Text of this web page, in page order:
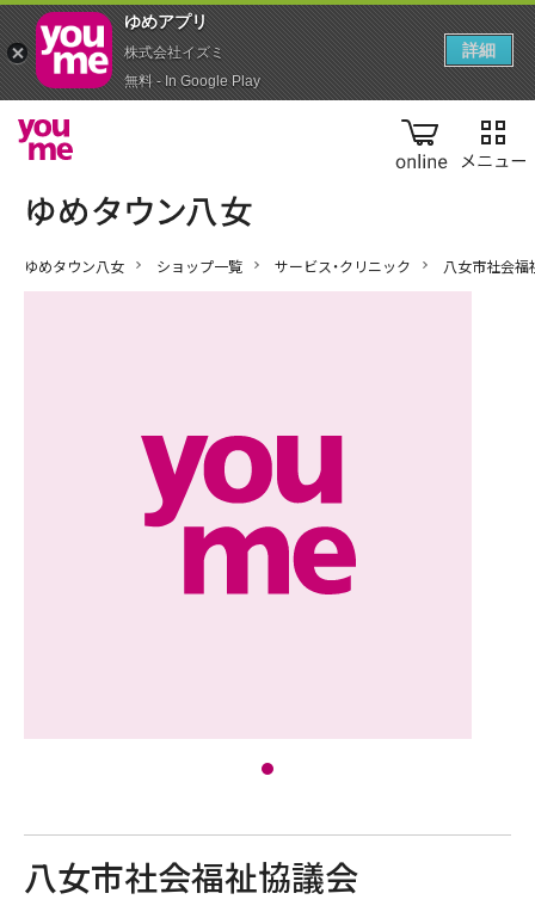
online
ゆめタウン八女 ショップ一覧 サービス・クリニック 八女市社会福
八女市社会福祉協議会
ゆめアプ‪リ‬
株式会社イズミ
無料 - In Google Play
詳細